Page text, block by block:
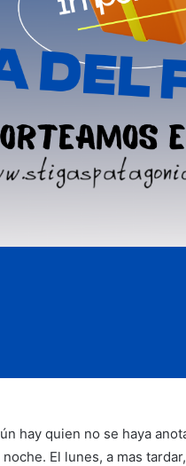
hay quien no se haya
noche. El lunes, a mas